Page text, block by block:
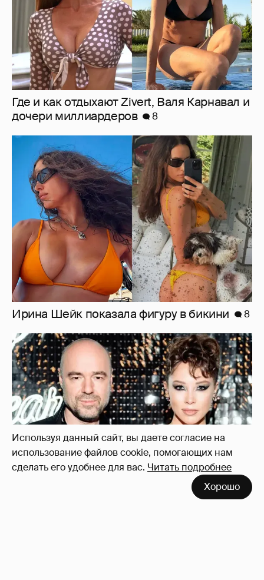
Используя данный сайт, вы даете согласие на
использование файлов cookie, помогающих нам
сделать его удобнее для вас. Читать подробнее
Хорошо
Ирина Шейк показала фигуру в бикини
"Оплаченный алиментами хейт". Полина
Диброва снова высказалась о бывшей
жене своего возлюбленного
37